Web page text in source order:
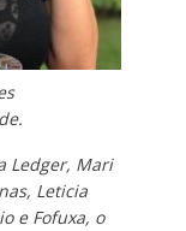
Ledger, Mari
Leticia
e Fofuxa, o